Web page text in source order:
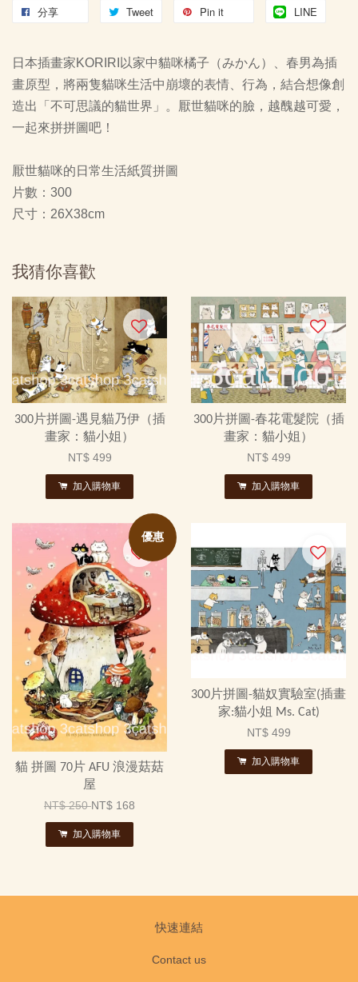
分享 Tweet Pin it LINE
日本插畫家KORIRI以家中貓咪橘子（みかん）、春男為插
畫原型，將兩隻貓咪生活中崩壞的表情、行為，結合想像創
造出「不可思議的貓世界」。厭世貓咪的臉，越醜越可愛，
一起來拼拼圖吧！
厭世貓咪的日常生活紙質拼圖
片數：300
尺寸：26X38cm
我猜你喜歡
300片拼圖-遇見貓乃伊（插
畫家：貓小姐）
NT$ 499
加入購物車
300片拼圖-春花電髮院（插
畫家：貓小姐）
NT$ 499
加入購物車
優惠
貓 拼圖 70片 AFU 浪漫菇菇
屋
NT$ 250NT$ 168
加入購物車
300片拼圖-貓奴實驗室(插畫
家:貓小姐 Ms. Cat)
NT$ 499
加入購物車
快速連結
Contact us